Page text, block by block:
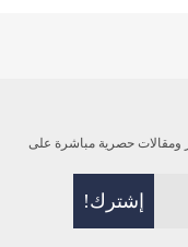
ومقالات حصرية مباشرة على